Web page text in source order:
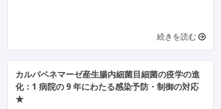
続きを読む
カルバペネマーゼ産生腸内細菌目細菌の疫学の進
化：1 病院の 9 年にわたる感染予防・制御の対応
★